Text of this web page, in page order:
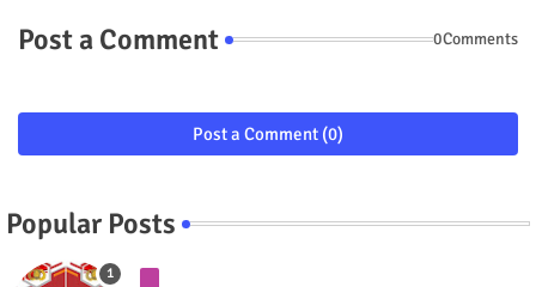
Post a Comment 0Comments
Post a Comment (0)
Popular Posts